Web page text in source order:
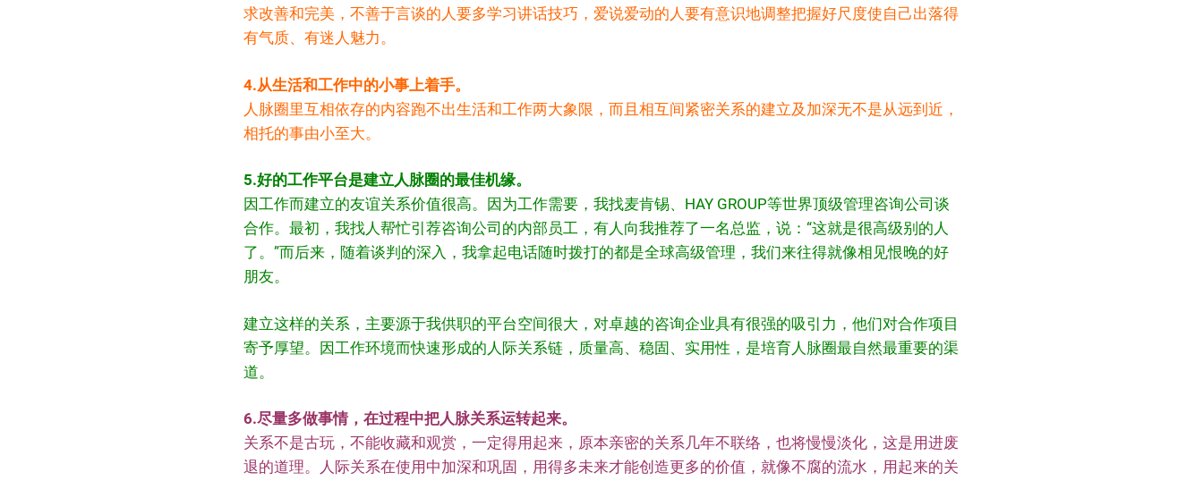
求改善和完美，不善于言谈的人要多学习讲话技巧，爱说爱动的人要有意识地调整把握好尺度使自己出落得
有气质、有迷人魅力。
4.从生活和工作中的小事上着手。
人脉圈里互相依存的内容跑不出生活和工作两大象限，而且相互间紧密关系的建立及加深无不是从远到近，
相托的事由小至大。
5.好的工作平台是建立人脉圈的最佳机缘。
因工作而建立的友谊关系价值很高。因为工作需要，我找麦肯锡、HAY GROUP等世界顶级管理咨询公司谈
合作。最初，我找人帮忙引荐咨询公司的内部员工，有人向我推荐了一名总监，说：“这就是很高级别的人
了。”而后来，随着谈判的深入，我拿起电话随时拨打的都是全球高级管理，我们来往得就像相见恨晚的好
朋友。
建立这样的关系，主要源于我供职的平台空间很大，对卓越的咨询企业具有很强的吸引力，他们对合作项目
寄予厚望。因工作环境而快速形成的人际关系链，质量高、稳固、实用性，是培育人脉圈最自然最重要的渠
道。
6.尽量多做事情，在过程中把人脉关系运转起来。
关系不是古玩，不能收藏和观赏，一定得用起来，原本亲密的关系几年不联络，也将慢慢淡化，这是用进废
退的道理。人际关系在使用中加深和巩固，用得多未来才能创造更多的价值，就像不腐的流水，用起来的关